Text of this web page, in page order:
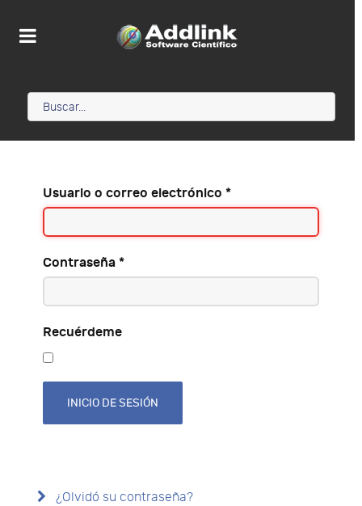
Usuario o correo electrónico *
Contraseña *
Recuérdeme
INICIO DE SESIÓN
¿Olvidó su contraseña?